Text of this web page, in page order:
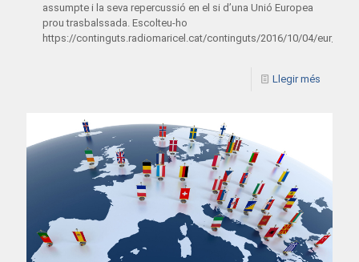
assumpte i la seva repercussió en el si d’una Unió Europea
prou trasbalssada. Escolteu-ho
https://continguts.radiomaricel.cat/continguts/2016/10/04/
Llegir més